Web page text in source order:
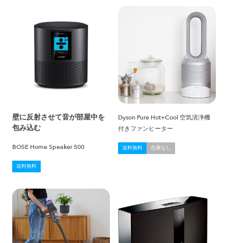
壁に反射させて音が部屋中を
包み込む
BOSE Home Speaker 500
送料無料
Dyson Pure Hot+Cool 空気清浄機
付きファンヒーター
送料無料 在庫なし